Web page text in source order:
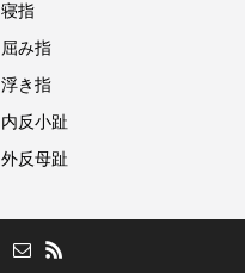
寝指
屈み指
浮き指
内反小趾
外反母趾